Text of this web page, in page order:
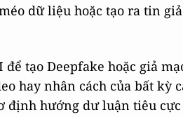
dữ liệu hoặc tạo ra tin
tạo Deepfake hoặc giả
hay nhân cách của bất kỳ
định hướng dư luận tiêu